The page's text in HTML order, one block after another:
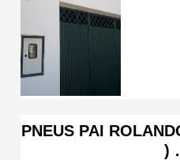
PNEUS PAI
)